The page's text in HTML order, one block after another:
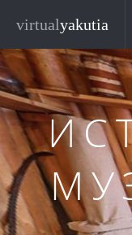
virtualyakutia